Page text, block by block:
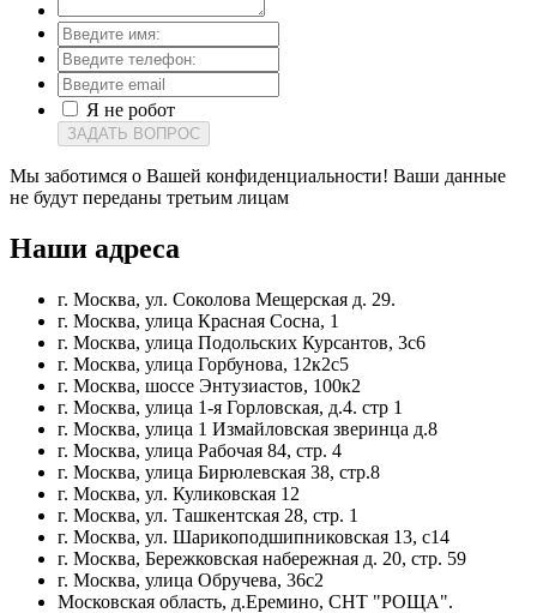
Я не робот
ЗАДАТЬ ВОПРОС
Мы заботимся о Вашей конфиденциальности! Ваши данные
не будут переданы третьим лицам
Наши адреса
г. Москва, ул. Соколова Мещерская д. 29.
г. Москва, улица Красная Сосна, 1
г. Москва, улица Подольских Курсантов, 3с6
г. Москва, улица Горбунова, 12к2с5
г. Москва, шоссе Энтузиастов, 100к2
г. Москва, улица 1-я Горловская, д.4. стр 1
г. Москва, улица 1 Измайловская зверинца д.8
г. Москва, улица Рабочая 84, стр. 4
г. Москва, улица Бирюлевская 38, стр.8
г. Москва, ул. Куликовская 12
г. Москва, ул. Ташкентская 28, стр. 1
г. Москва, ул. Шарикоподшипниковская 13, с14
г. Москва, Бережковская набережная д. 20, стр. 59
г. Москва, улица Обручева, 36с2
Московская область, д.Еремино, СНТ "РОЩА".